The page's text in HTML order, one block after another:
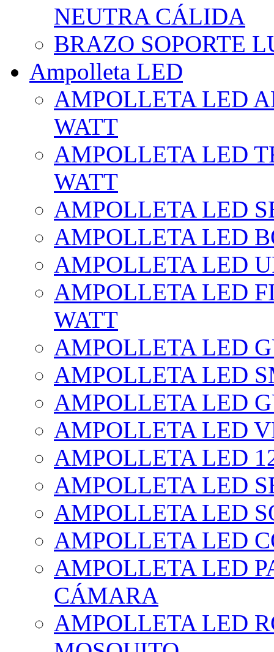
NEUTRA CÁLIDA
BRAZO SOPORTE
Ampolleta LED
AMPOLLETA LED
WATT
AMPOLLETA LED
WATT
AMPOLLETA LED
AMPOLLETA LED
AMPOLLETA LED
AMPOLLETA LED
WATT
AMPOLLETA LED
AMPOLLETA LED
AMPOLLETA LED
AMPOLLETA LED
AMPOLLETA LED
AMPOLLETA LED
AMPOLLETA LED
AMPOLLETA LED
AMPOLLETA LED
CÁMARA
AMPOLLETA LED